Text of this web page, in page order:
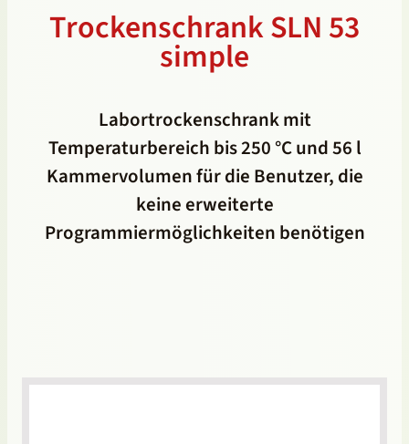
Trockenschrank SLN 53
simple
Labortrockenschrank mit
Temperaturbereich bis 250 °C und 56 l
Kammervolumen für die Benutzer, die
keine erweiterte
Programmiermöglichkeiten benötigen